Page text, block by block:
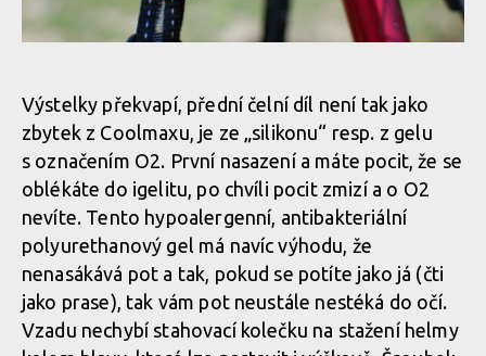
Výstelky překvapí, přední čelní díl není tak jako
zbytek z Coolmaxu, je ze „silikonu“ resp. z gelu
s označením O2. První nasazení a máte pocit, že se
oblékáte do igelitu, po chvíli pocit zmizí a o O2
nevíte. Tento hypoalergenní, antibakteriální
polyurethanový gel má navíc výhodu, že
nenasákává pot a tak, pokud se potíte jako já (čti
jako prase), tak vám pot neustále nestéká do očí.
Vzadu nechybí stahovací kolečku na stažení helmy